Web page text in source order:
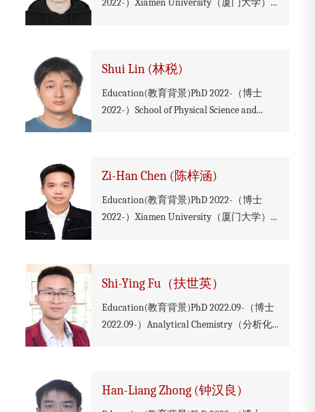
2022-）Xiamen University（厦门大学）...
Shui Lin (林税)
Education(教育背景)PhD 2022-（博士
2022-）School of Physical Science and...
Zi-Han Chen (陈梓涵)
Education(教育背景)PhD 2022-（博士
2022-）Xiamen University（厦门大学）...
Shi-Ying Fu（扶世英）
Education(教育背景)PhD 2022.09-（博士
2022.09-）Analytical Chemistry（分析化...
Han-Liang Zhong (钟汉良)